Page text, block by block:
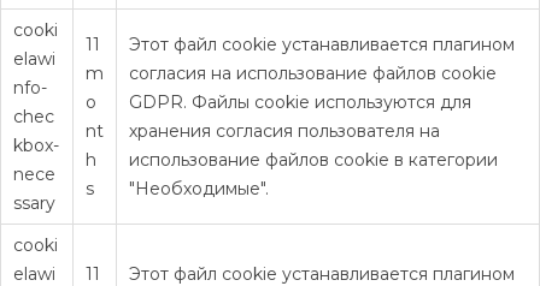
cooki
elawi
nfo-
chec
kbox-
nece
ssary
11
m
o
nt
h
s
Этот файл cookie устанавливается плагином
согласия на использование файлов cookie
GDPR. Файлы cookie используются для
хранения согласия пользователя на
использование файлов cookie в категории
"Необходимые".
cooki
elawi
11
Этот файл cookie устанавливается плагином